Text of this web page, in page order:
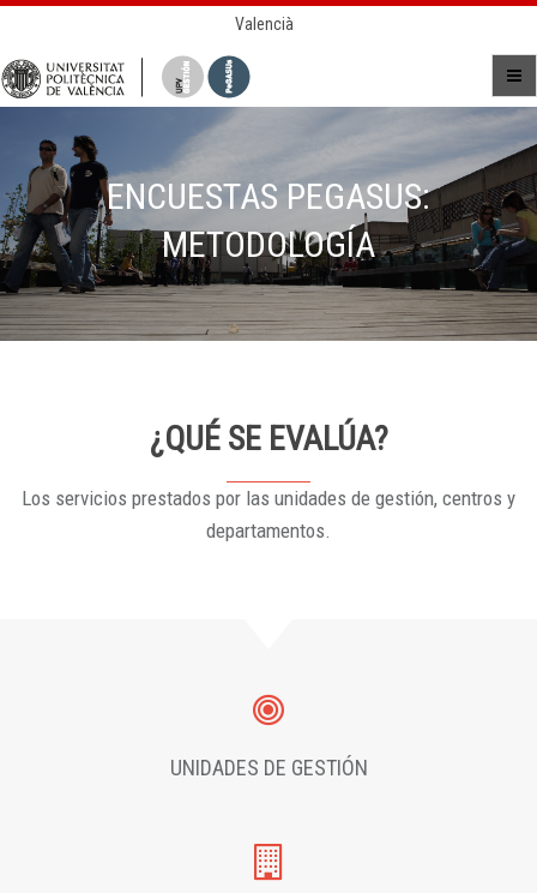
Valencià
ENCUESTAS PEGASUS:
METODOLOGÍA
¿QUÉ SE EVALÚA?
Los servicios prestados por las unidades de gestión, centros y
departamentos.
UNIDADES DE GESTIÓN